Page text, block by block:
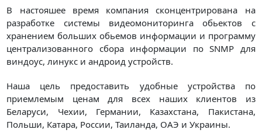
В настояшее время компания сконцентрирована на
разработке системы видеомониторинга обьектов с
хранением больших обьемов информации и программу
централизованного сбора информации по SNMP для
виндоус, линукс и андроид устройств.
Наша цель предоставить удобные устройства по
приемлемым ценам для всех наших клиентов из
Беларуси, Чехии, Германии, Казахстана, Пакистана,
Польши, Катара, России, Таиланда, ОАЭ и Украины.